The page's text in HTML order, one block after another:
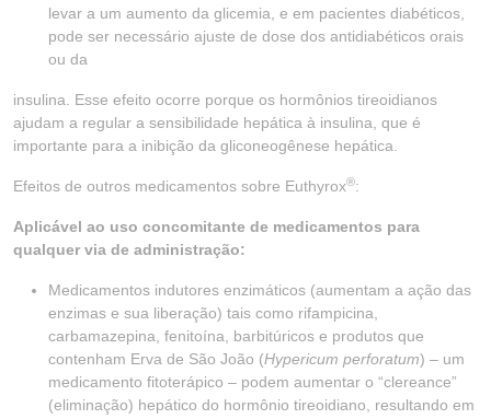
levar a um aumento da glicemia, e em pacientes diabéticos,
pode ser necessário ajuste de dose dos antidiabéticos orais
ou da
insulina. Esse efeito ocorre porque os hormônios tireoidianos
ajudam a regular a sensibilidade hepática à insulina, que é
importante para a inibição da gliconeogênese hepática.
Efeitos de outros medicamentos sobre Euthyrox®:
Aplicável ao uso concomitante de medicamentos para
qualquer via de administração:
Medicamentos indutores enzimáticos (aumentam a ação das
enzimas e sua liberação) tais como rifampicina,
carbamazepina, fenitoína, barbitúricos e produtos que
contenham Erva de São João (Hypericum perforatum) – um
medicamento fitoterápico – podem aumentar o “clereance”
(eliminação) hepático do hormônio tireoidiano, resultando em